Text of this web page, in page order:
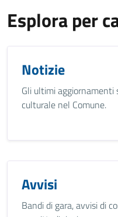
Esplora per
Notizie
Gli ultimi
culturale nel Comune.
Avvisi
Bandi di gara, avvisi di